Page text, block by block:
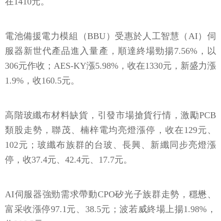
電池備援電力模組（BBU）受惠於人工智慧（AI）伺
服器新世代產品進入量產，順達終場勁揚7.56%，以
306元作收；AES-KY漲5.98%，收在1330元，新盛力漲
1.9%，收160.5元。
高階玻纖布材料缺貨，引發市場搶貨行情，激勵PCB
類股走勢，聯茂、楠梓電均亮燈漲停，收在129元、
102元；玻纖布族群的台玻、長興、新纖同步亮燈漲
停，收37.4元、42.4元、17.7元。
AI伺服器強勁需求帶動CPO矽光子族群走勢，穩懋、
富采收漲停97.1元、38.5元；波若威終場上揚1.98%，